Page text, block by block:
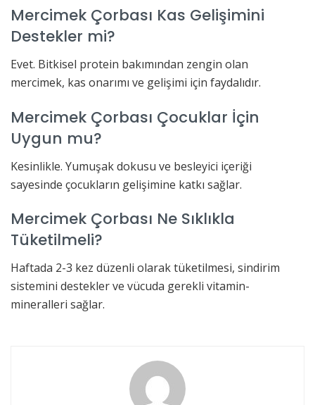
Mercimek Çorbası Kas Gelişimini
Destekler mi?
Evet. Bitkisel protein bakımından zengin olan
mercimek, kas onarımı ve gelişimi için faydalıdır.
Mercimek Çorbası Çocuklar İçin
Uygun mu?
Kesinlikle. Yumuşak dokusu ve besleyici içeriği
sayesinde çocukların gelişimine katkı sağlar.
Mercimek Çorbası Ne Sıklıkla
Tüketilmeli?
Haftada 2-3 kez düzenli olarak tüketilmesi, sindirim
sistemini destekler ve vücuda gerekli vitamin-
mineralleri sağlar.